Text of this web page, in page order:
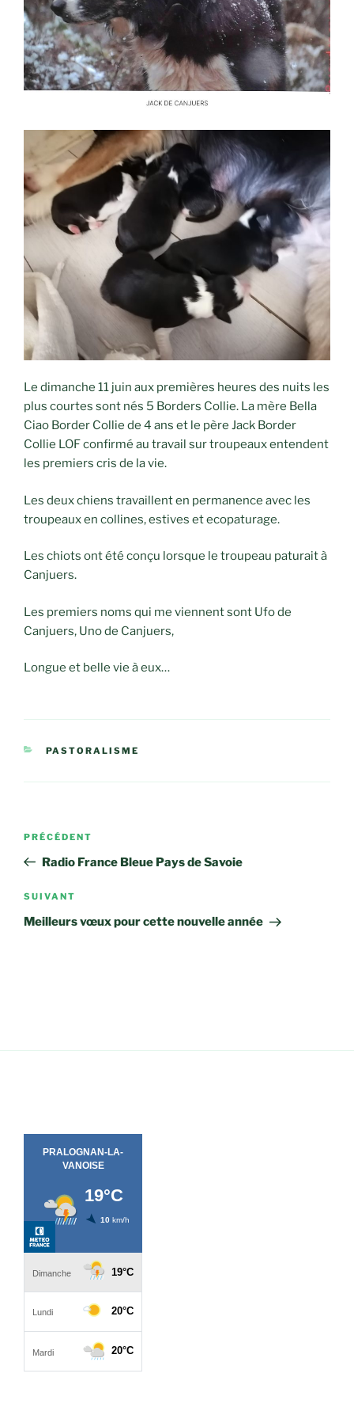
Le dimanche 11 juin aux premières heures des nuits les
plus courtes sont nés 5 Borders Collie. La mère Bella
Ciao Border Collie de 4 ans et le père Jack Border
Collie LOF confirmé au travail sur troupeaux entendent
les premiers cris de la vie.
Les deux chiens travaillent en permanence avec les
troupeaux en collines, estives et ecopaturage.
Les chiots ont été conçu lorsque le troupeau paturait à
Canjuers.
Les premiers noms qui me viennent sont Ufo de
Canjuers, Uno de Canjuers,
Longue et belle vie à eux…
CATÉGORIES
PASTORALISME
Navigation
l’article
Article
précédent
PRÉCÉDENT
Radio France Bleue Pays de Savoie
Article
suivant
SUIVANT
Meilleurs vœux pour cette nouvelle année